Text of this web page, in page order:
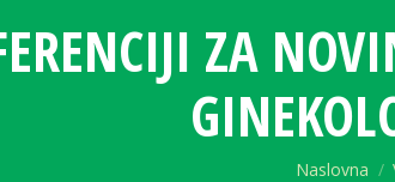
ZA
You are
Naslovna